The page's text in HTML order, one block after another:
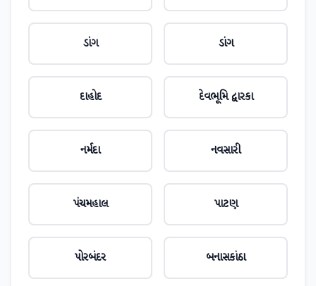
ડાંગ ડાંગ
દાહોદ દેવભૂમિ દ્વારકા
નર્મદા નવસારી
પંચમહાલ પાટણ
પોરબંદર બનાસકાંઠા